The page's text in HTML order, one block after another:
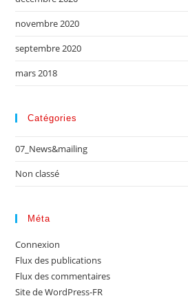
novembre 2020
septembre 2020
mars 2018
Catégories
07_News&mailing
Non classé
Méta
Connexion
Flux des publications
Flux des commentaires
Site de WordPress-FR